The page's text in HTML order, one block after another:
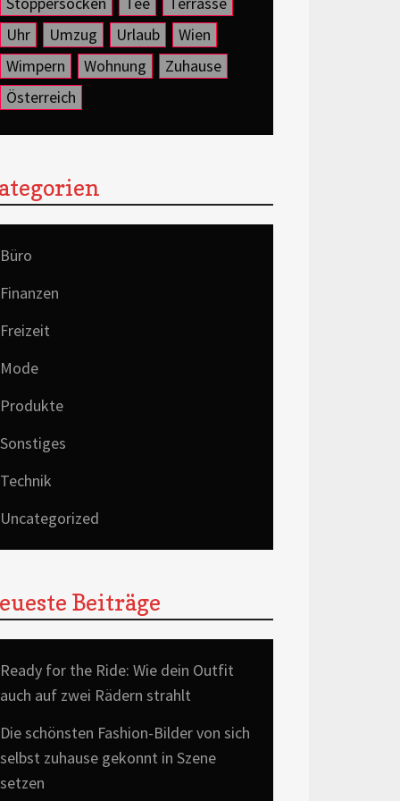
Uhr
Umzug Urlaub
Wien
Wimpern
Wohnung
Zuhause
Österreich
Büro
Finanzen
Freizeit
Mode
Produkte
Sonstiges
Technik
Uncategorized
Beiträge
Ready for the Ride: Wie dein Outfit
auch auf zwei Rädern strahlt
Die schönsten Fashion-Bilder von sich
selbst zuhause gekonnt in Szene
setzen